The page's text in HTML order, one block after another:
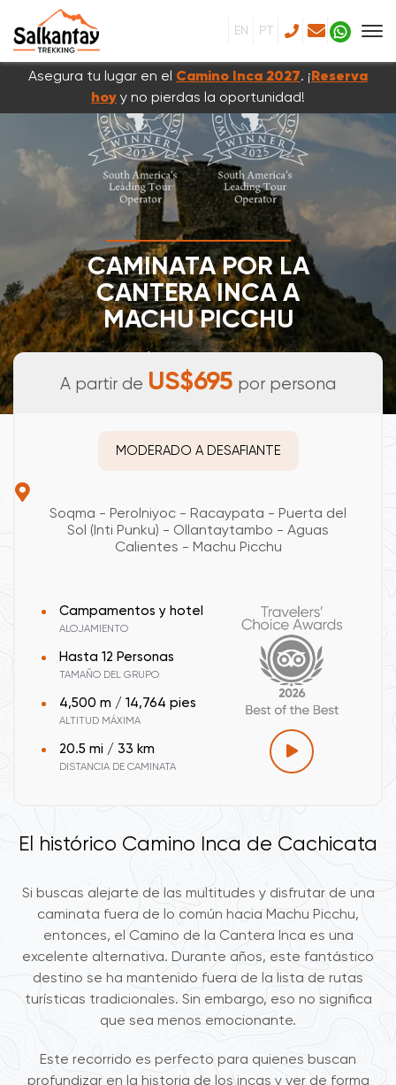
Asegura tu lugar en el Camino Inca 2027. ¡ Reserva
hoy y no pierdas la oportunidad!
EN PT
CAMINATA POR LA
CANTERA INCA A
MACHU PICCHU
El histórico Camino Inca de Cachicata
Si buscas alejarte de las multitudes y disfrutar de una
caminata fuera de lo común hacia Machu Picchu,
entonces, el Camino de la Cantera Inca es una
excelente alternativa. Durante años, este fantástico
destino se ha mantenido fuera de la lista de rutas
turísticas tradicionales. Sin embargo, eso no significa
que sea menos emocionante.
Este recorrido es perfecto para quienes buscan
profundizar en la historia de los incas y ver de forma
A partir de US$695 por persona
MODERADO A DESAFIANTE
Soqma - Perolniyoc - Racaypata - Puerta del
Sol (Inti Punku) - Ollantaytambo - Aguas
Calientes - Machu Picchu
Campamentos y hotel
ALOJAMIENTO
Hasta 12 Personas
TAMAÑO DEL GRUPO
4,500 m / 14,764 pies
ALTITUD MÁXIMA
20.5 mi / 33 km
DISTANCIA DE CAMINATA